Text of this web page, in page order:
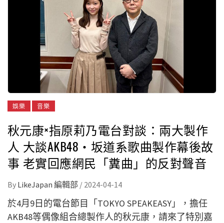
娛樂 音樂
秋元康×指原莉乃電台對談：兩大製作
人 大談AKB48・坂道系歌曲製作幕後故
事 老實回應網民「糞曲」的反對聲音
By LikeJapan 編輯部 / 2024-04-14
於4月9日的電台節目「TOKYO SPEAKEASY」，擔任
AKB48等偶像組合總製作人的秋元康，請來了特別嘉